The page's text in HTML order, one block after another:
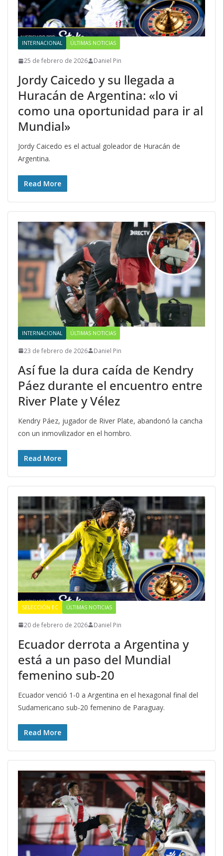
INTERNACIONAL ÚLTIMAS NOTICIAS
25 de febrero de 2026 Daniel Pin
Jordy Caicedo y su llegada a
Huracán de Argentina: «lo vi
como una oportunidad para ir al
Mundial»
Jordy Caicedo es el actual goleador de Huracán de
Argentina.
Read More
INTERNACIONAL ÚLTIMAS NOTICIAS
23 de febrero de 2026 Daniel Pin
Así fue la dura caída de Kendry
Páez durante el encuentro entre
River Plate y Vélez
Kendry Páez, jugador de River Plate, abandonó la cancha
con un inmovilizador en el hombro.
Read More
SELECCIÓN EC ÚLTIMAS NOTICIAS
20 de febrero de 2026 Daniel Pin
Ecuador derrota a Argentina y
está a un paso del Mundial
femenino sub-20
Ecuador venció 1-0 a Argentina en el hexagonal final del
Sudamericano sub-20 femenino de Paraguay.
Read More